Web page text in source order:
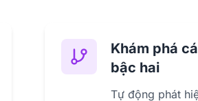
Khám phá
bậc hai
Tự động phát